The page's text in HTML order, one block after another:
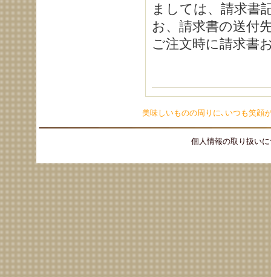
ましては、請求書
お、請求書の送付
ご注文時に請求書
美味しいものの周りに､いつも笑顔
個人情報の取り扱い